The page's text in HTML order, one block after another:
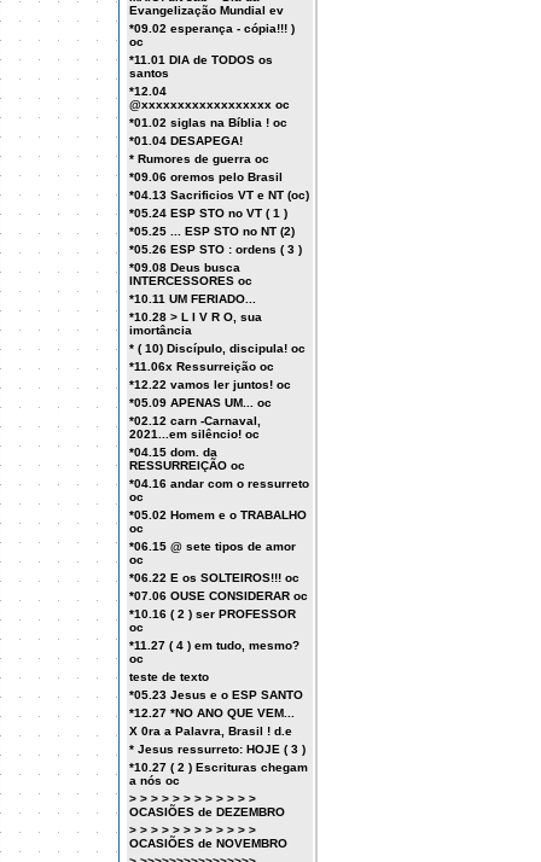
Evangelização Mundial ev
*09.02 esperança - cópia!!! )
oc
*11.01 DIA de TODOS os
santos
*12.04
@xxxxxxxxxxxxxxxxxx oc
*01.02 siglas na Bíblia ! oc
*01.04 DESAPEGA!
* Rumores de guerra oc
*09.06 oremos pelo Brasil
*04.13 Sacrificios VT e NT (oc)
*05.24 ESP STO no VT ( 1 )
*05.25 ... ESP STO no NT (2)
*05.26 ESP STO : ordens ( 3 )
*09.08 Deus busca
INTERCESSORES oc
*10.11 UM FERIADO...
*10.28 > L I V R O, sua
imortância
* ( 10) Discípulo, discipula! oc
*11.06x Ressurreição oc
*12.22 vamos ler juntos! oc
*05.09 APENAS UM... oc
*02.12 carn -Carnaval,
2021...em silêncio! oc
*04.15 dom. da
RESSURREIÇÃO oc
*04.16 andar com o ressurreto
oc
*05.02 Homem e o TRABALHO
oc
*06.15 @ sete tipos de amor
oc
*06.22 E os SOLTEIROS!!! oc
*07.06 OUSE CONSIDERAR oc
*10.16 ( 2 ) ser PROFESSOR
oc
*11.27 ( 4 ) em tudo, mesmo?
oc
teste de texto
*05.23 Jesus e o ESP SANTO
*12.27 *NO ANO QUE VEM...
X 0ra a Palavra, Brasil ! d.e
* Jesus ressurreto: HOJE ( 3 )
*10.27 ( 2 ) Escrituras chegam
a nós oc
> > > > > > > > > > > >
OCASIÕES de DEZEMBRO
> > > > > > > > > > > >
OCASIÕES de NOVEMBRO